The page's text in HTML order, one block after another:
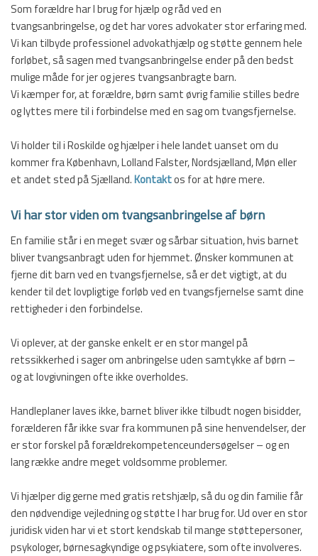
Som forældre har I brug for hjælp og råd ved en
tvangsanbringelse, og det har vores advokater stor erfaring med.
Vi kan tilbyde professionel advokathjælp og støtte gennem hele
forløbet, så sagen med tvangsanbringelse ender på den bedst
mulige måde for jer og jeres tvangsanbragte barn.
Vi kæmper for, at forældre, børn samt øvrig familie stilles bedre
og lyttes mere til i forbindelse med en sag om tvangsfjernelse.
Vi holder til i Roskilde og hjælper i hele landet uanset om du
kommer fra København, Lolland Falster, Nordsjælland, Møn eller
et andet sted på Sjælland.Kontaktos for at høre mere.
Vi har stor viden om tvangsanbringelse af børn
​En familie står i en meget svær og sårbar situation, hvis barnet
bliver tvangsanbragt uden for hjemmet. Ønsker kommunen at
fjerne dit barn ved en tvangsfjernelse, så er det vigtigt, at du
kender til det lovpligtige forløb ved en tvangsfjernelse samt dine
rettigheder i den forbindelse.
Vi oplever, at der ganske enkelt er en stor mangel på
retssikkerhed i sager om anbringelse uden samtykke af børn –
og at lovgivningen ofte ikke overholdes.
Handleplaner laves ikke, barnet bliver ikke tilbudt nogen bisidder,
forælderen får ikke svar fra kommunen på sine henvendelser, der
er stor forskel på forældrekompetenceundersøgelser – og en
lang række andre meget voldsomme problemer.
Vi hjælper dig gerne med gratis retshjælp, så du og din familie får
den nødvendige vejledning og støtte I har brug for. Ud over en stor
juridisk viden har vi et stort kendskab til mange støttepersoner,
psykologer, børnesagkyndige og psykiatere, som ofte involveres.